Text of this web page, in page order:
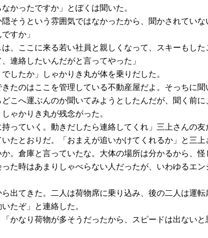
かったですか」とぼくは聞いた。
隠そうという雰囲気ではなかったから、聞かされていな
すか」
は、ここに来る若い社員と親しくなって、スキーもし
連絡したいんだがと言ってやった」
したか」しゃかりき丸が体を乗りだした。
きたのはここを管理している不動産屋だよ。そっちに
こへ運ぶんのか聞いてみようとしたんだが、聞く前に
ゃかりき丸が残念がった。
持っていく。動きだしたら連絡してくれ」三上さんの友
たとおりだ。「おまえが追いかけてくれるか」と三上
か。倉庫と言っていたな。大体の場所は分かるから、
た時はあまりしゃべらない人だったが、いわゆるエ
出てきた。二人は荷物席に乗り込み、後の二人は運
たぞ」と連絡した。
かなり荷物が多そうだったから、スピードは出ない